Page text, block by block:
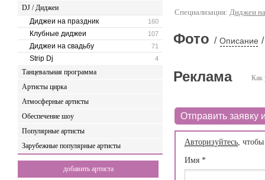
DJ / Диджеи
160
Диджеи на праздник
107
Клубные диджеи
71
Диджеи на свадьбу
4
Strip Dj
Танцевальная программа
Артисты цирка
Атмосферные артисты
Обеспечение шоу
Популярные артисты
Зарубежные популярные артисты
добавить артиста
Специализация: Диджеи
Фото / Описание /
Как
Реклама
Отправить заявку
Авторизуйтесь,
Имя *